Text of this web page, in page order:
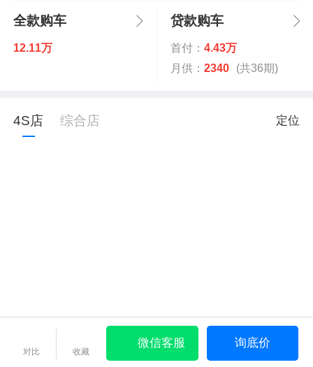
全款购车
12.11万
贷款购车
首付： 4.43万
月供： 2340 (共36期)
4S店 综合店 定位
对比 收藏
微信客服 询底价